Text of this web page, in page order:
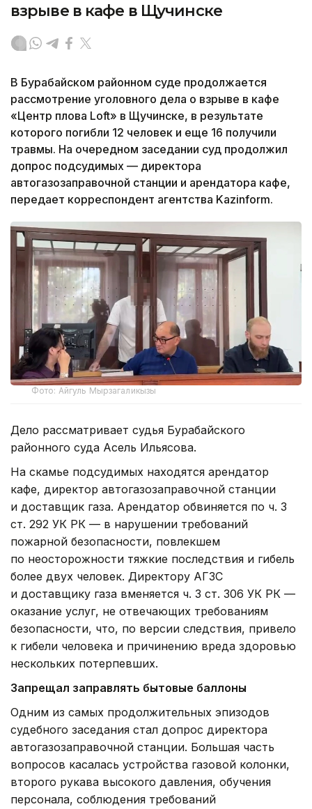
взрыве в кафе в Щучинске
В Бурабайском районном суде продолжается
рассмотрение уголовного дела о взрыве в кафе
«Центр плова Loft» в Щучинске, в результате
которого погибли 12 человек и еще 16 получили
травмы. На очередном заседании суд продолжил
допрос подсудимых — директора
автогазозаправочной станции и арендатора кафе,
передает корреспондент агентства Kazinform.
Фото: Айгуль Мырзагаликызы
Дело рассматривает судья Бурабайского
районного суда Асель Ильясова.
На скамье подсудимых находятся арендатор
кафе, директор автогазозаправочной станции
и доставщик газа. Арендатор обвиняется по ч. 3
ст. 292 УК РК — в нарушении требований
пожарной безопасности, повлекшем
по неосторожности тяжкие последствия и гибель
более двух человек. Директору АГЗС
и доставщику газа вменяется ч. 3 ст. 306 УК РК —
оказание услуг, не отвечающих требованиям
безопасности, что, по версии следствия, привело
к гибели человека и причинению вреда здоровью
нескольких потерпевших.
Запрещал заправлять бытовые баллоны
Одним из самых продолжительных эпизодов
судебного заседания стал допрос директора
автогазозаправочной станции. Большая часть
вопросов касалась устройства газовой колонки,
второго рукава высокого давления, обучения
персонала, соблюдения требований